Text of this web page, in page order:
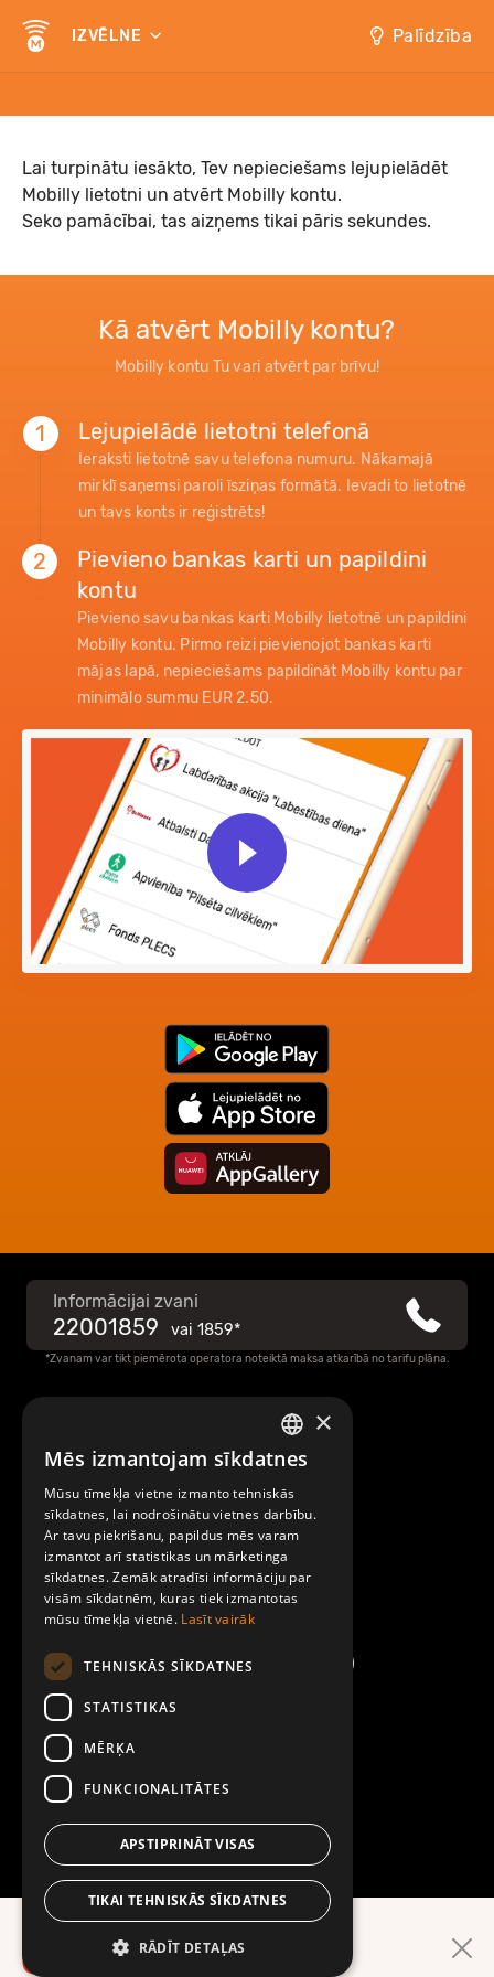
IZVĒLNE Palīdzība
Lai turpinātu iesākto, Tev nepieciešams lejupielādēt
Mobilly lietotni un atvērt Mobilly kontu.
Seko pamācībai, tas aizņems tikai pāris sekundes.
Kā atvērt Mobilly kontu?
Mobilly kontu Tu vari atvērt par brīvu!
1 Lejupielādē lietotni telefonā
Ieraksti lietotnē savu telefona numuru. Nākamajā
mirklī saņemsi paroli īsziņas formātā. Ievadi to lietotnē
un tavs konts ir reģistrēts!
2
Pievieno bankas karti un papildini
kontu
Pievieno savu bankas karti Mobilly lietotnē un papildini
Mobilly kontu. Pirmo reizi pievienojot bankas karti
mājas lapā, nepieciešams papildināt Mobilly kontu par
minimālo summu EUR 2.50.
Informācijai zvani
22001859 vai 1859*
*Zvanam var tikt piemērota operatora noteiktā maksa atkarībā no tarifu plāna.
Par Mobilly
Noteikumi un līgumi
Kontakti
LEJUPIELĀDĒ LIETOTNI
LATVIAN
ENGLISH
×
Mēs izmantojam sīkdatnes
Mūsu tīmekļa vietne izmanto tehniskās
sīkdatnes, lai nodrošinātu vietnes darbību.
Ar tavu piekrišanu, papildus mēs varam
izmantot arī statistikas un mārketinga
sīkdatnes. Zemāk atradīsi informāciju par
visām sīkdatnēm, kuras tiek izmantotas
mūsu tīmekļa vietnē. Lasīt vairāk
TEHNISKĀS SĪKDATNES
STATISTIKAS
MĒRĶA
FUNKCIONALITĀTES
APSTIPRINĀT VISAS
TIKAI TEHNISKĀS SĪKDATNES
RĀDĪT DETAĻAS